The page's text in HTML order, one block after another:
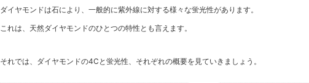
ダイヤモンドは石により、一般的に紫外線に対する様々な蛍光性があります。
これは、天然ダイヤモンドのひとつの特性とも言えます。
それでは、ダイヤモンドの4Cと蛍光性、それぞれの概要を見ていきましょう。